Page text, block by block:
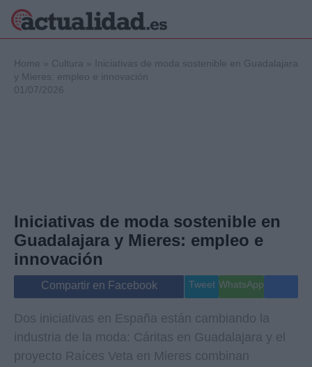
Internacional
Viajes
Gente
Musica
Home » Cultura »
Iniciativas de moda sostenible en Guadalajara
y Mieres: empleo e innovación
01/07/2026
Iniciativas de moda sostenible en
Guadalajara y Mieres: empleo e
innovación
Compartir en Facebook Tweet WhatsApp
Dos iniciativas en España están cambiando la
industria de la moda: Cáritas en Guadalajara y el
proyecto Raíces Veta en Mieres combinan